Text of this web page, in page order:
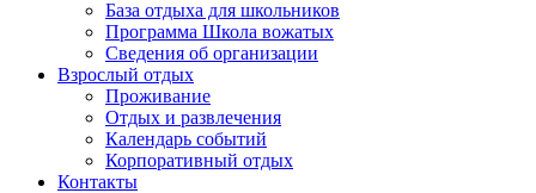
База отдыха для школьников
Программа Школа вожатых
Cведения об организации
Взрослый отдых
Проживание
Отдых и развлечения
Календарь событий
Корпоративный отдых
Контакты